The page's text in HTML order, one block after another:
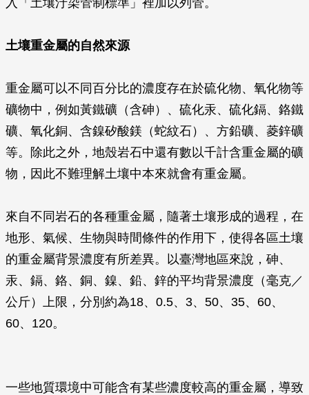
入「土壤汙染管制標準」裡加以列管。
土壤重金屬的自然來源
重金屬可以不同百分比的濃度存在於硫化物、氧化物等
礦物中，例如黃鐵礦（含砷）、硫化汞、硫化鎘、鉻鐵
礦、氧化銅、含鎳矽酸鎂（蛇紋石）、方鉛礦、菱鋅礦
等。除此之外，地殼岩石中還有數以千計含重金屬的礦
物，因此不難理解土壤中本來就會有重金屬。
來自不同岩石的各種重金屬，隨著土壤形成的過程，在
地形、氣候、生物與時間條件的作用下，使得各區土壤
的重金屬背景濃度有所差異。以臺灣地區來說，砷、
汞、鎘、鉻、銅、鎳、鉛、鋅的平均背景濃度（毫克／
公斤）上限，分別約為18、0.5、3、50、35、60、
60、120。
一些地質環境中可能含有某些濃度較高的重金屬，導致